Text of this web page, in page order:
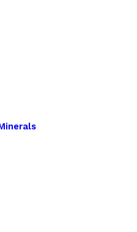
voor een blijvende
items nog specialer
Haakfabriek.
Een Ster